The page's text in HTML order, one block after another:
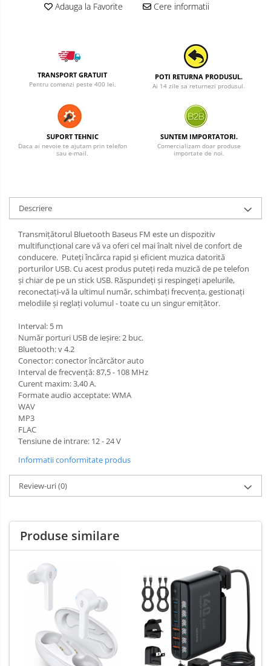
Adauga la Favorite Cere informatii
TRANSPORT GRATUIT
Pentru comenzi peste 400 lei.
POTI RETURNA PRODUSUL.
Ai 14 zile sa returnezi produsul.
SUPORT TEHNIC
Daca ai nevoie te ajutam prin telefon
sau e-mail.
SUNTEM IMPORTATORI.
Comercializam doar produse
importate de noi.
Descriere
Transmițătorul Bluetooth Baseus FM este un dispozitiv
multifuncțional care vă va oferi cel mai înalt nivel de confort de
conducere. Puteți încărca rapid și eficient muzica datorită
porturilor USB. Cu acest produs puteți reda muzică de pe telefon
și chiar de pe un stick USB. Răspundeți și respingeți apelurile,
reconectați-vă la ultimul număr, schimbați frecvența, gestionați
melodiile și reglați volumul - toate cu un singur emițător.
Interval: 5 m
Număr porturi USB de ieșire: 2 buc.
Bluetooth: v 4.2
Conector: conector încărcător auto
Interval de frecvență: 87,5 - 108 MHz
Curent maxim: 3,40 A.
Formate audio acceptate: WMA
WAV
MP3
FLAC
Tensiune de intrare: 12 - 24 V
Informatii conformitate produs
Review-uri(0)
Produse similare